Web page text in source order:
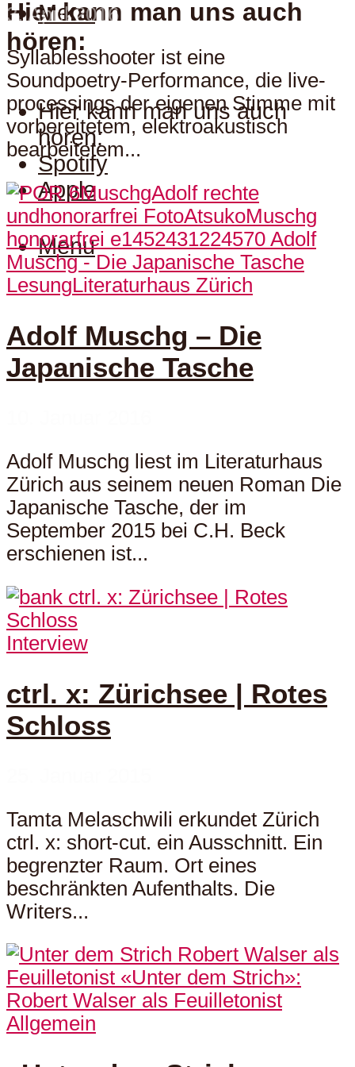
Menu
Hier kann man uns auch
hören:
Hier kann man uns auch
hören:
Spotify
Apple
Menu
3. April 2016
Syllablesshooter ist eine
Soundpoetry-Performance, die live-
processings der eigenen Stimme mit
vorbereitetem, elektroakustisch
bearbeitetem...
LesungLiteraturhaus Zürich
Adolf Muschg – Die
Japanische Tasche
Adolf Muschg liest im Literaturhaus
Zürich aus seinem neuen Roman Die
Japanische Tasche, der im
September 2015 bei C.H. Beck
erschienen ist...
Interview
ctrl. x: Zürichsee | Rotes
Schloss
Tamta Melaschwili erkundet Zürich
ctrl. x: short-cut. ein Ausschnitt. Ein
begrenzter Raum. Ort eines
beschränkten Aufenthalts. Die
Writers...
Allgemein